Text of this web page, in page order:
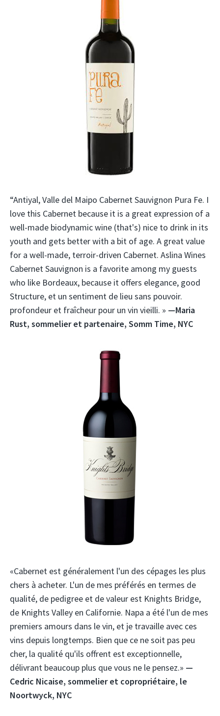
“Antiyal, Valle del Maipo Cabernet Sauvignon Pura Fe. I
love this Cabernet because it is a great expression of a
well-made biodynamic wine (that's) nice to drink in its
youth and gets better with a bit of age. A great value
for a well-made, terroir-driven Cabernet. Aslina Wines
Cabernet Sauvignon is a favorite among my guests
who like Bordeaux, because it offers elegance, good
Structure, et un sentiment de lieu sans pouvoir.
profondeur et fraîcheur pour un vin vieilli. » —Maria
Rust, sommelier et partenaire, Somm Time, NYC
«Cabernet est généralement l'un des cépages les plus
chers à acheter. L'un de mes préférés en termes de
qualité, de pedigree et de valeur est Knights Bridge,
de Knights Valley en Californie. Napa a été l'un de mes
premiers amours dans le vin, et je travaille avec ces
vins depuis longtemps. Bien que ce ne soit pas peu
cher, la qualité qu'ils offrent est exceptionnelle,
délivrant beaucoup plus que vous ne le pensez.» —
Cedric Nicaise, sommelier et copropriétaire, le
Noortwyck, NYC